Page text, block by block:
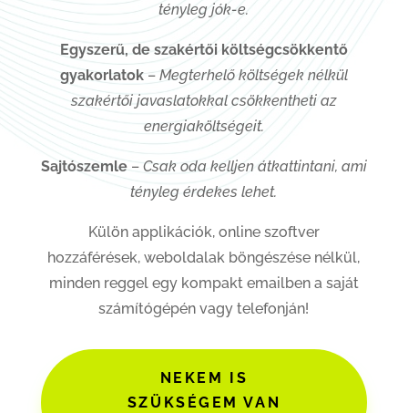
tényleg jók-e.
Egyszerű, de szakértői költségcsökkentő
gyakorlatok– Megterhelő költségek nélkül
szakértői javaslatokkal csökkentheti az
energiaköltségeit.
Sajtószemle– Csak oda kelljen átkattintani, ami
tényleg érdekes lehet.
Külön applikációk, online szoftver
hozzáférések, weboldalak böngészése nélkül,
minden reggel egy kompakt emailben a saját
számítógépén vagy telefonján!
NEKEM IS
SZÜKSÉGEM VAN